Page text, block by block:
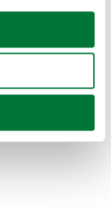
geográfica
activamente
(huellas
procesan sus